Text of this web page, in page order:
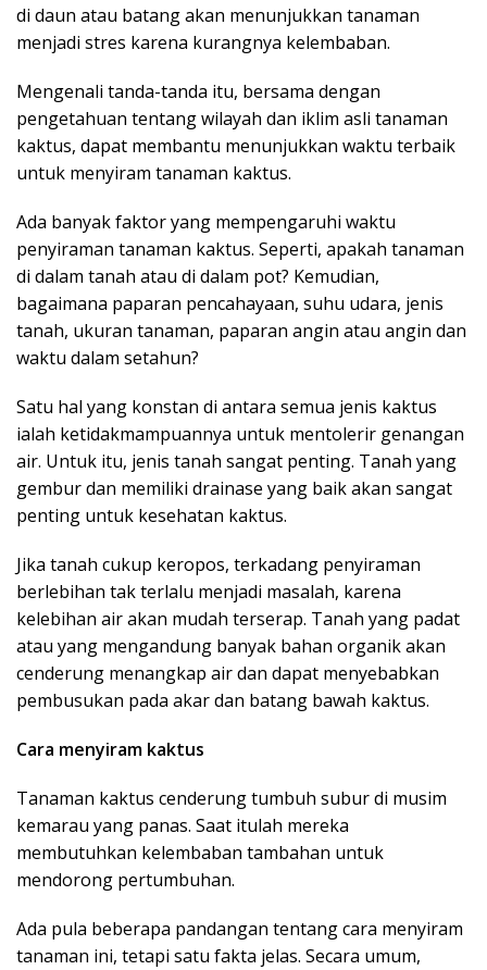
di daun atau batang akan menunjukkan tanaman
menjadi stres karena kurangnya kelembaban.
Mengenali tanda-tanda itu, bersama dengan
pengetahuan tentang wilayah dan iklim asli tanaman
kaktus, dapat membantu menunjukkan waktu terbaik
untuk menyiram tanaman kaktus.
Ada banyak faktor yang mempengaruhi waktu
penyiraman tanaman kaktus. Seperti, apakah tanaman
di dalam tanah atau di dalam pot? Kemudian,
bagaimana paparan pencahayaan, suhu udara, jenis
tanah, ukuran tanaman, paparan angin atau angin dan
waktu dalam setahun?
Satu hal yang konstan di antara semua jenis kaktus
ialah ketidakmampuannya untuk mentolerir genangan
air. Untuk itu, jenis tanah sangat penting. Tanah yang
gembur dan memiliki drainase yang baik akan sangat
penting untuk kesehatan kaktus.
Jika tanah cukup keropos, terkadang penyiraman
berlebihan tak terlalu menjadi masalah, karena
kelebihan air akan mudah terserap. Tanah yang padat
atau yang mengandung banyak bahan organik akan
cenderung menangkap air dan dapat menyebabkan
pembusukan pada akar dan batang bawah kaktus.
Cara menyiram kaktus
Tanaman kaktus cenderung tumbuh subur di musim
kemarau yang panas. Saat itulah mereka
membutuhkan kelembaban tambahan untuk
mendorong pertumbuhan.
Ada pula beberapa pandangan tentang cara menyiram
tanaman ini, tetapi satu fakta jelas. Secara umum,